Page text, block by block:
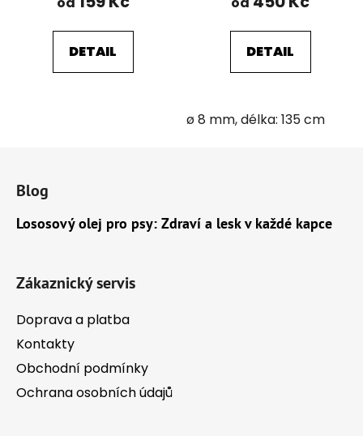
DETAIL DETAIL
ø 8 mm, délka: 135 cm
Blog
Lososový olej pro psy: Zdraví a lesk v každé kapce
Zákaznický servis
Doprava a platba
Kontakty
Obchodní podmínky
Ochrana osobních údajů